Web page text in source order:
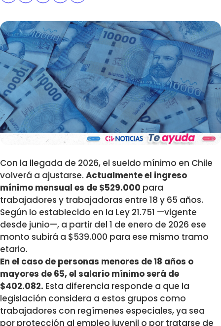
Con la llegada de 2026, el sueldo mínimo en Chile
volverá a ajustarse. Actualmente el ingreso
mínimo mensual es de $529.000 para
trabajadores y trabajadoras entre 18 y 65 años.
Según lo establecido en la Ley 21.751 —vigente
desde junio—, a partir del 1 de enero de 2026 ese
monto subirá a $539.000 para ese mismo tramo
etario.
En el caso de personas menores de 18 años o
mayores de 65, el salario mínimo será de
$402.082. Esta diferencia responde a que la
legislación considera a estos grupos como
trabajadores con regímenes especiales, ya sea
por protección al empleo juvenil o por tratarse de